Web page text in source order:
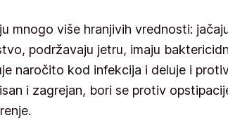
mnogo više hranjivih vrednosti:
podržavaju jetru, imaju
naročito kod infekcija i deluje i
i zagrejan, bori se protiv